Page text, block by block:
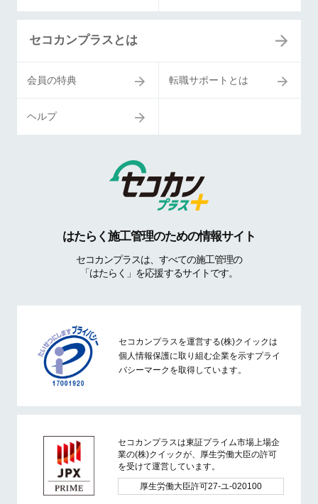
セコカンプラスとは
会員の特典 転職サポートとは
ヘルプ
はたらく施工管理のための情報サイト
セコカンプラスは、すべての施工管理の
「はたらく」を応援するサイトです。
セコカンプラスを運営する(株)クイックは
個人情報保護に取り組む企業を示すプライ
バシーマークを取得しています。
セコカンプラスは東証プライム市場上場企
業の(株)クイックが、厚生労働大臣の許可
を受けて運営しています。
厚生労働大臣許可27-ユ-020100